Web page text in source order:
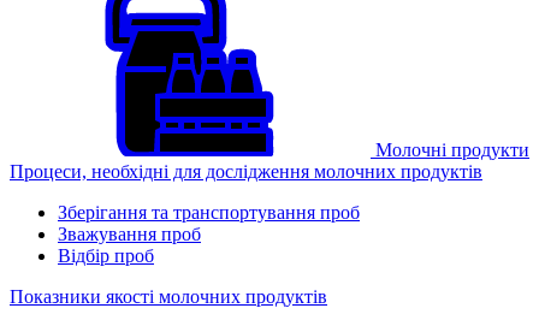
Молочні продукти
Процеси, необхідні для дослідження молочних продуктів
Зберігання та транспортування проб
Зважування проб
Відбір проб
Показники якості молочних продуктів